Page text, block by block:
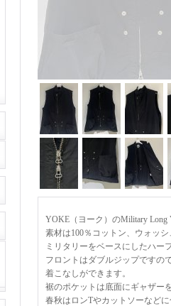
YOKE（ヨーク）のMilitary
素材は100％コットン、ウォッ
ミリタリーをベースにしたハー
フロントはダブルジップですの
着こなしができます。
裾のポケットは底面にギャザー
春秋はロンTやカットソーなど